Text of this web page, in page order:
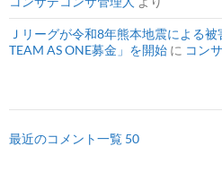
Ｊリーグが令和8年熊本地震による
TEAM AS ONE募金」を開始 に コン
最近のコメント一覧 50